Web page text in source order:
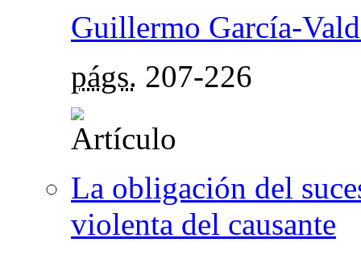
Guillermo García-
págs. 207-226
La obligación del
violenta del causante